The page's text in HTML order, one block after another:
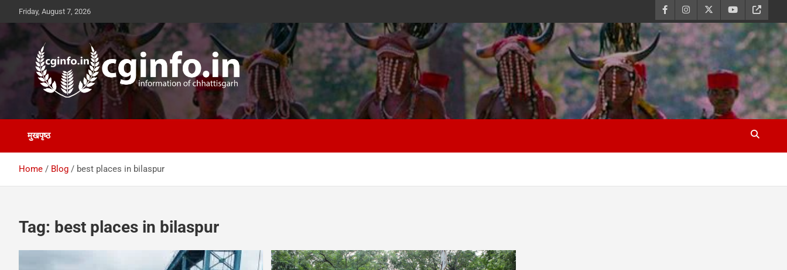
content
Friday, August 7, 2026
cginfo.in
information of Chhattisgarh
मुखपृष्ठ
Home Blog best places in bilaspur
Tag: best places in bilaspur